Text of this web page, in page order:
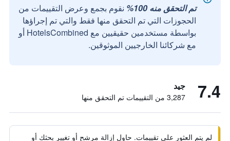
تم التحقق منه 100%
نقوم بجمع وعرض التقييمات من
الحجوزات التي تم التحقق منها فقط والتي تم إجراؤها
بواسطة مستخدمين حقيقيين مع HotelsCombined أو
مع شركائنا الخارجيين الموثوقين.
7.4 جيد
3,287 من التقييمات تم التحقق منها
لم يتم العثور على تقييمات. حاول إزالة مرشح أو تغيير بحثك أو